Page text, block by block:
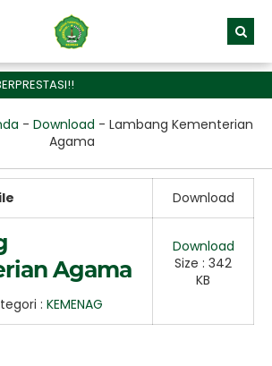
- Download - Lambang Kementerian
Agama
Download
Agama
: KEMENAG
Download
Size : 342
KB